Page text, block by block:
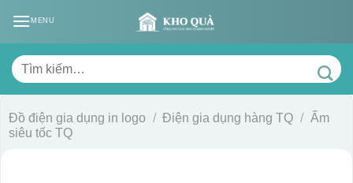
MENU
Tìm
kiếm:
Đồ điện gia dụng in logo / Điện gia dụng hàng TQ / Ấm
siêu tốc TQ